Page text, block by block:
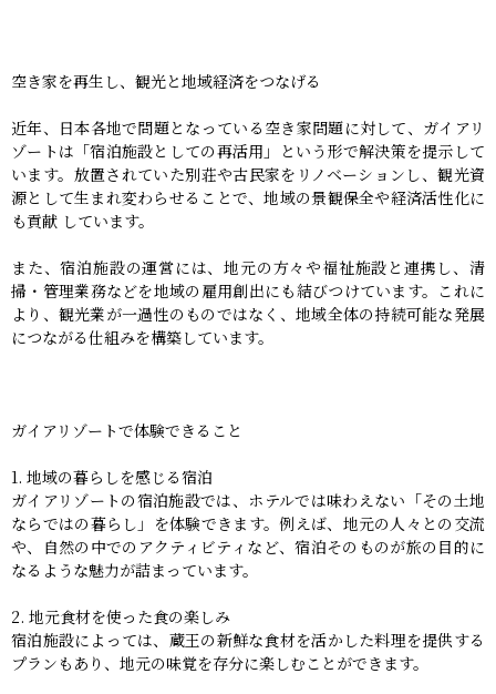
空き家を再生し、観光と地域経済をつなげる
近年、日本各地で問題となっている空き家問題に対して、ガイアリ
ゾートは「宿泊施設としての再活用」という形で解決策を提示して
います。放置されていた別荘や古民家をリノベーションし、観光資
源として生まれ変わらせることで、地域の景観保全や経済活性化に
も貢献 しています。
また、宿泊施設の運営には、地元の方々や福祉施設と連携し、清
掃・管理業務などを地域の雇用創出にも結びつけています。これに
より、観光業が一過性のものではなく、地域全体の持続可能な発展
につながる仕組みを構築しています。
ガイアリゾートで体験できること
1. 地域の暮らしを感じる宿泊
ガイアリゾートの宿泊施設では、ホテルでは味わえない「その土地
ならではの暮らし」を体験できます。例えば、地元の人々との交流
や、自然の中でのアクティビティなど、宿泊そのものが旅の目的に
なるような魅力が詰まっています。
2. 地元食材を使った食の楽しみ
宿泊施設によっては、蔵王の新鮮な食材を活かした料理を提供する
プランもあり、地元の味覚を存分に楽しむことができます。